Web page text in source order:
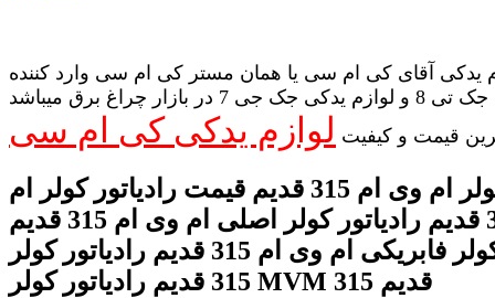
یدکی آقای کی ام سی یا همان مستر کی ام سی وارد کننده
لوازم یدکی جک تی 8 و لوازم یدکی جک جی 7 در بازار چراغ برق میباشد
قیمت و کیفیت لوازم یدکی کی ام سی
رادیاتور کولر ام وی ام 315 قدیم قیمت رادیاتور کولر ام
وی ام 315 قدیم رادیاتور کولر اصلی ام وی ام 315 قدیم
رادیاتور کولر فابریکی ام وی ام 315 قدیم رادیاتور کولر
315 قدیم رادیاتور کولر MVM 315 قدیم